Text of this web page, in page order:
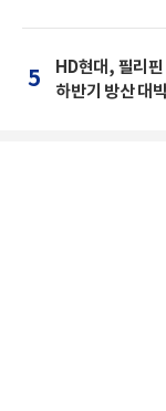
5
HD현대, 필리
하반기 방산 대